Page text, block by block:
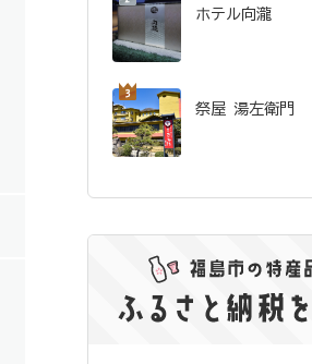
ホテル向瀧
祭屋 湯左衛門